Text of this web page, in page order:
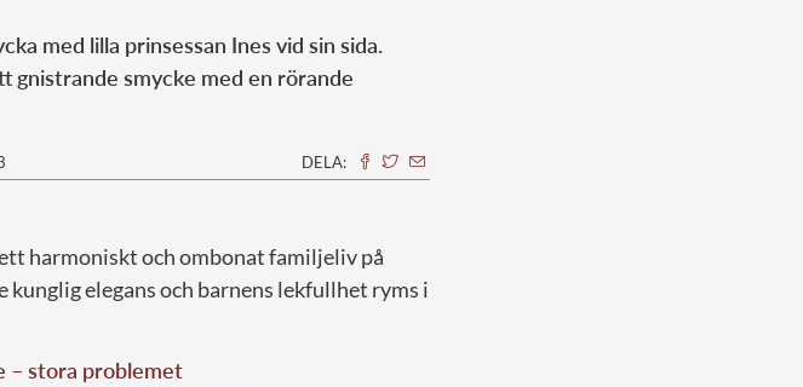
med lilla prinsessan Ines vid sin sida.
gnistrande smycke med en rörande
DELA:
harmoniskt och ombonat familjeliv på
kunglig elegans och barnens lekfullhet ryms i
– stora problemet